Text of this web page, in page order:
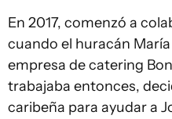
En 2017, comenzó a
cuando el huracán
empresa de catering
trabajaba entonces,
caribeña para ayudar a